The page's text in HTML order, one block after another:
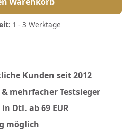
1 - 3 Werktage
Kunden seit 2012
mehrfacher Testsieger
Dtl. ab 69 EUR
möglich